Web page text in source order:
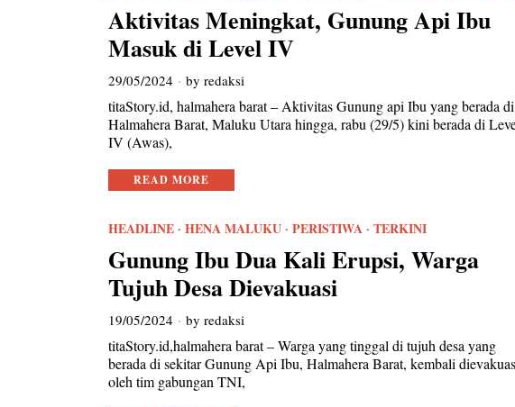
Aktivitas Meningkat, Gunung Api Ibu
Masuk di Level IV
29/05/2024 byredaksi
titaStory.id, halmahera barat – Aktivitas Gunung api Ibu yang berada di
Halmahera Barat, Maluku Utara hingga, rabu (29/5) kini berada di
IV (Awas),
READ MORE
HEADLINE· HENA MALUKU· PERISTIWA· TERKINI
Gunung Ibu Dua Kali Erupsi, Warga
Tujuh Desa Dievakuasi
19/05/2024 byredaksi
titaStory.id,halmahera barat – Warga yang tinggal di tujuh desa yang
berada di sekitar Gunung Api Ibu, Halmahera Barat, kembali
oleh tim gabungan TNI,